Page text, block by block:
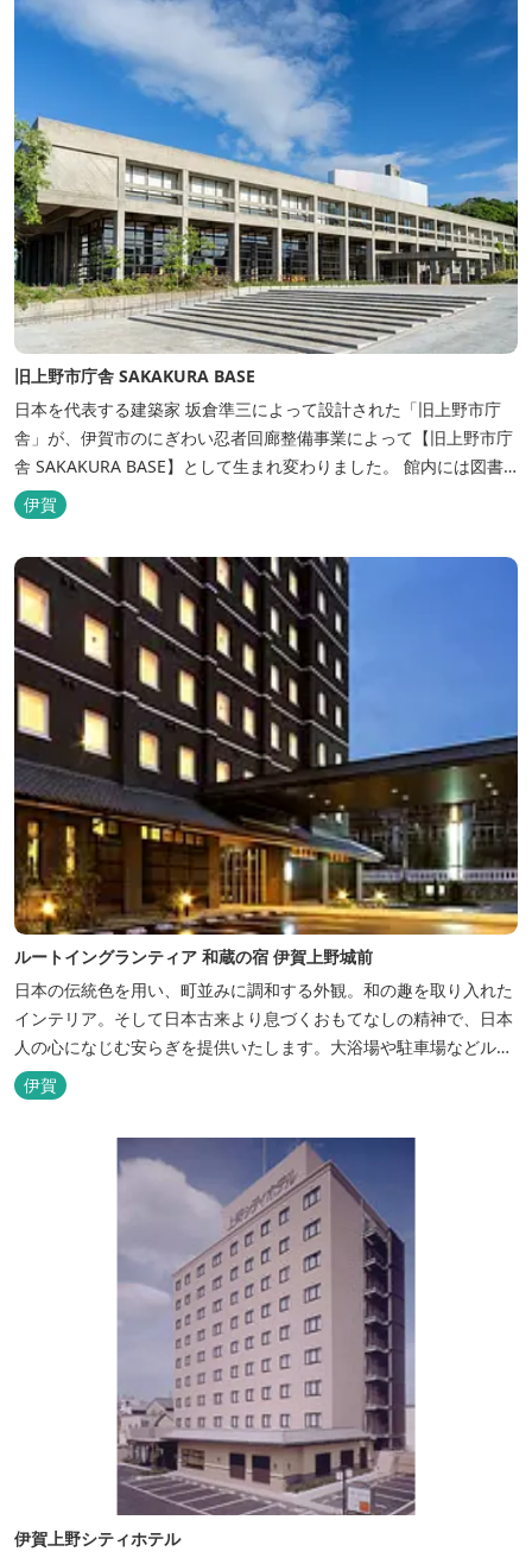
旧上野市庁舎 SAKAKURA BASE
日本を代表する建築家 坂倉準三によって設計された「旧上野市庁
舎」が、伊賀市のにぎわい忍者回廊整備事業によって【旧上野市庁
舎 SAKAKURA BASE】として生まれ変わりました。 館内には図書
館やホテル、カフェがあるほか、観光案内所「伊賀市観光インフォ
メーションセンター」や伊賀の逸品を取り揃えた「伊賀百貨
Souvenir Shop」も併殺されています。
伊賀
ルートイングランティア 和蔵の宿 伊賀上野城前
日本の伝統色を用い、町並みに調和する外観。和の趣を取り入れた
インテリア。そして日本古来より息づくおもてなしの精神で、日本
人の心になじむ安らぎを提供いたします。大浴場や駐車場などルー
トインホテルズの機能性や利便性はそのままに、穏やかな和のニュ
アンスを湛えた空間は、ビジネスにも観光にも、幅広くお役立てい
ただけるホテルです。
伊賀
伊賀上野シティホテル